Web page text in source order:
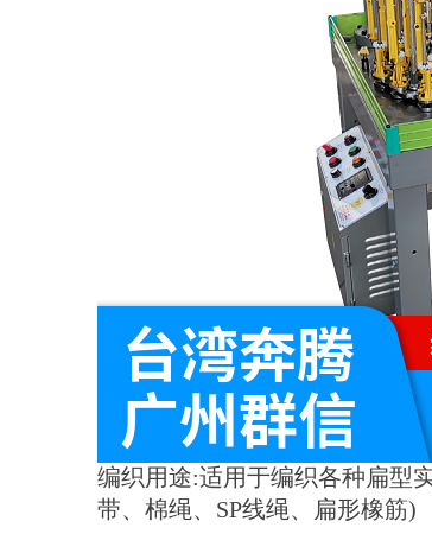
编织用途:适用于编织各种扁型
带、棉绳、SP线绳、扁形橡筋)